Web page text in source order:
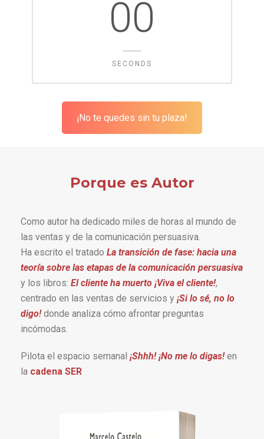
00
SECONDS
¡No te quedes sin tu plaza!
Porque es Autor
Como autor ha dedicado miles de horas al mundo de
las ventas y de la comunicación persuasiva.
Ha escrito el tratado La transición de fase: hacia una
teoría sobre las etapas de la comunicación persuasiva
y los libros: El cliente ha muerto ¡Viva el cliente!,
centrado en las ventas de servicios y ¡Si lo sé, no lo
digo!donde analiza cómo afrontar preguntas
incómodas.
Pilota el espacio semanal ¡Shhh! ¡No me lo digas!en
la cadena SER